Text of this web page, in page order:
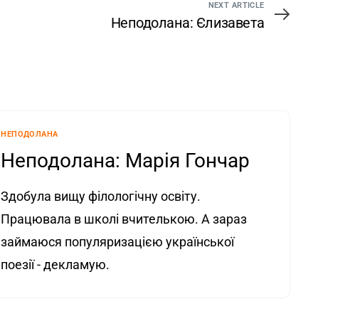
NEXT ARTICLE
Неподолана: Єлизавета
НЕПОДОЛАНА
Неподолана: Марія Гончар
Здобула вищу філологічну освіту.
Працювала в школі вчителькою. А зараз
займаюся популяризацією української
поезії - декламую.